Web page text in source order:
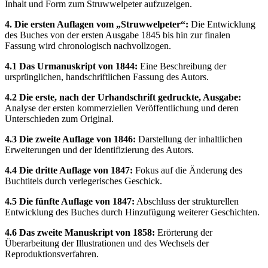
Inhalt und Form zum Struwwelpeter aufzuzeigen.
4. Die ersten Auflagen vom „Struwwelpeter“: Die Entwicklung
des Buches von der ersten Ausgabe 1845 bis hin zur finalen
Fassung wird chronologisch nachvollzogen.
4.1 Das Urmanuskript von 1844: Eine Beschreibung der
ursprünglichen, handschriftlichen Fassung des Autors.
4.2 Die erste, nach der Urhandschrift gedruckte, Ausgabe:
Analyse der ersten kommerziellen Veröffentlichung und deren
Unterschieden zum Original.
4.3 Die zweite Auflage von 1846: Darstellung der inhaltlichen
Erweiterungen und der Identifizierung des Autors.
4.4 Die dritte Auflage von 1847: Fokus auf die Änderung des
Buchtitels durch verlegerisches Geschick.
4.5 Die fünfte Auflage von 1847: Abschluss der strukturellen
Entwicklung des Buches durch Hinzufügung weiterer Geschichten.
4.6 Das zweite Manuskript von 1858: Erörterung der
Überarbeitung der Illustrationen und des Wechsels der
Reproduktionsverfahren.